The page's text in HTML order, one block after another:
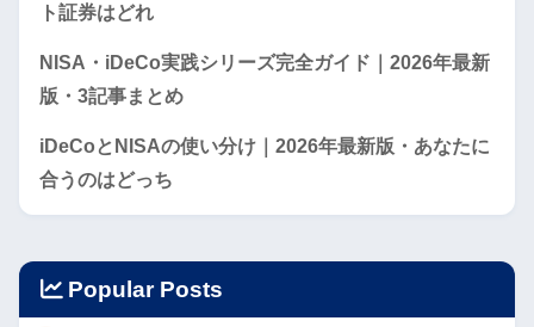
ト証券はどれ
NISA・iDeCo実践シリーズ完全ガイド｜2026年最新
版・3記事まとめ
iDeCoとNISAの使い分け｜2026年最新版・あなたに
合うのはどっち
Popular Posts